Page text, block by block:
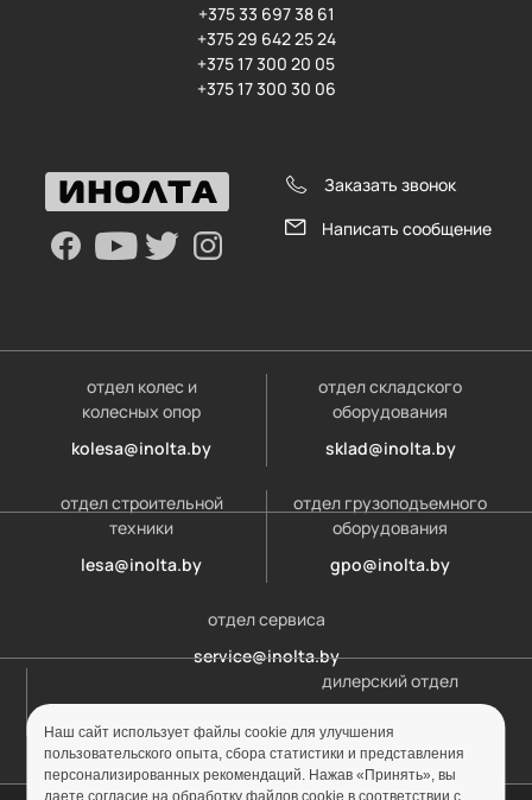
+375 33 697 38 61
+375 29 642 25 24
+375 17 300 20 05
+375 17 300 30 06
Заказать звонок
Написать сообщение
отдел колес и
колесных опор
kolesa@inolta.by
отдел складского
оборудования
sklad@inolta.by
отдел строительной
техники
lesa@inolta.by
отдел грузоподъемного
оборудования
gpo@inolta.by
отдел сервиса
service@inolta.by
дилерский отдел
Наш сайт использует файлы cookie для улучшения
пользовательского опыта, сбора статистики и представления
персонализированных рекомендаций. Нажав «Принять», вы
даете согласие на обработку файлов cookie в соответствии с